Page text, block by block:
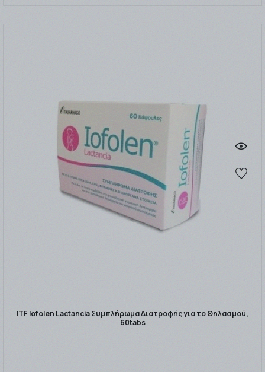
ITF Iofolen Lactancia Συμπλήρωμα Διατροφής για το Θηλασμού,
60tabs